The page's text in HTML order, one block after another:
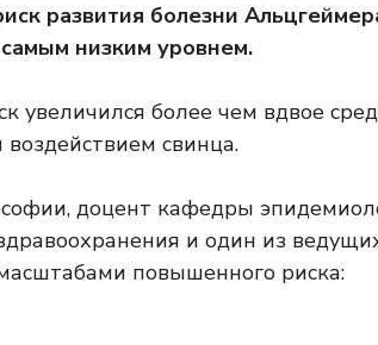
развития болезни
низким уровнем.
увеличился более чем вдвое
свинца.
доцент кафедры
и один из
повышенного риска: